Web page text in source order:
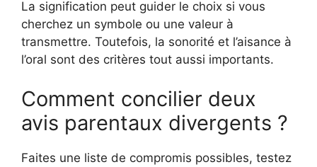
La signification peut guider le choix si vous
cherchez un symbole ou une valeur à
transmettre. Toutefois, la sonorité et l’aisance à
l’oral sont des critères tout aussi importants.
Comment concilier deux
avis parentaux divergents ?
Faites une liste de compromis possibles, testez